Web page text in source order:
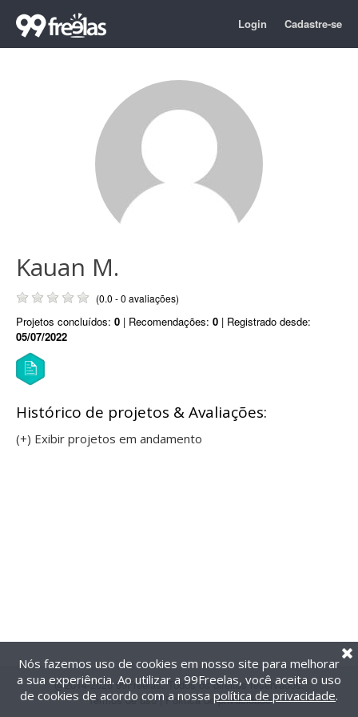
Login Cadastre-se
Kauan M.
(0.0 - 0 avaliações)
Projetos concluídos: 0 | Recomendações: 0 | Registrado desde:
05/07/2022
Histórico de projetos & Avaliações:
(+) Exibir projetos em andamento
@2014-2026 99Freelas. Todos os direitos reservados.
Termos de uso| Política de privacidade
Nós fazemos uso de cookies em nosso site para melhorar
a sua experiência. Ao utilizar a 99Freelas, você aceita o uso
de cookies de acordo com a nossa política de privacidade.